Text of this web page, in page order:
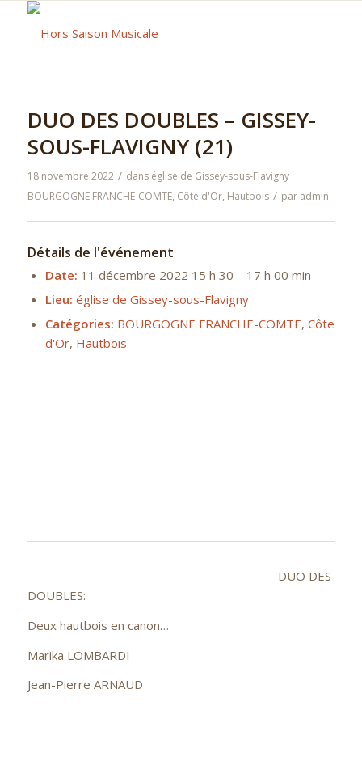
DUO DES DOUBLES – GISSEY-
SOUS-FLAVIGNY (21)
18 novembre 2022 / dans église de Gissey-sous-Flavigny
BOURGOGNE FRANCHE-COMTE, Côte d'Or, Hautbois / par admin
Détails de l'événement
Date: 11 décembre 2022 15 h 30 – 17 h 00 min
Lieu: église de Gissey-sous-Flavigny
Catégories: BOURGOGNE FRANCHE-COMTE, Côte
d'Or, Hautbois
DUO DES
DOUBLES:
Deux hautbois en canon…
Marika LOMBARDI
Jean-Pierre ARNAUD